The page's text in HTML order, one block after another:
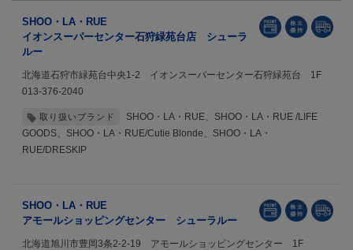
SHOO・LA・RUE
イオンスーパーセンター石狩緑苑台店 シューラ
ルー
北海道石狩市緑苑台中央1-2 イオンスーパーセンター石狩緑苑台 1F
013-376-2040
取り扱いブランド
SHOO・LA・RUE、SHOO・LA・RUE /LIFE
GOODS、SHOO・LA・RUE/Cutie Blonde、SHOO・LA・
RUE/DRESKIP
SHOO・LA・RUE
アモールショッピングセンター シューラルー
北海道旭川市豊岡3条2-2-19 アモールショッピングセンター 1F